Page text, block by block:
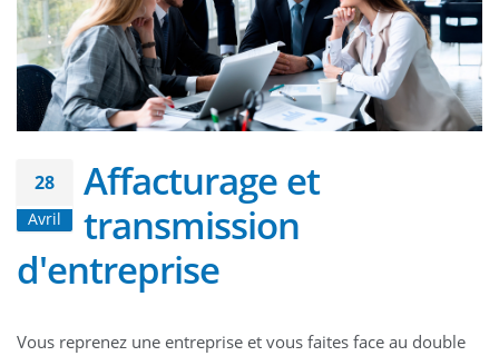
28
Avril
Affacturage et
transmission
d'entreprise
Vous reprenez une entreprise et vous faites face au double